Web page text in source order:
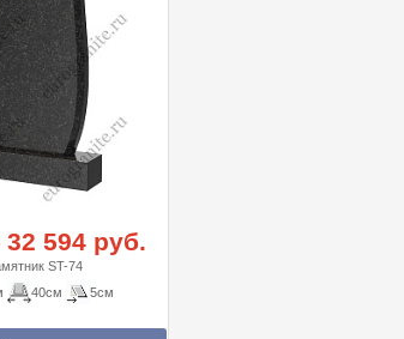
32 594 руб.
ST-74
40см 5см